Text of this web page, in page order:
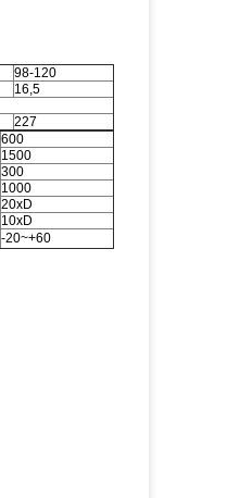
98-120
16,5
227
600
1500
300
1000
20xD
10xD
-20~+60